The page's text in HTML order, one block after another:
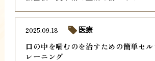
口の中を噛むのを治すための簡単セル
レーニング
2025.09.18 医療